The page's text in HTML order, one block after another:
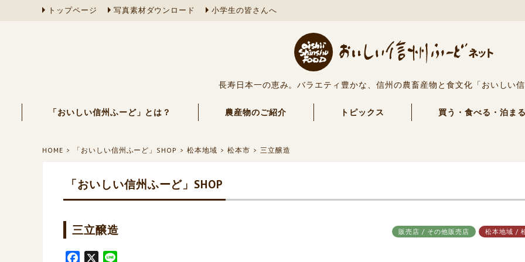
トップページ 写真素材ダウンロード 小学生の皆さんへ
長寿日本一の恵み。バラエティ豊かな、信州の農畜産物と食文化「おいしい
「おいしい信州ふーど」とは？ 農産物のご紹介 トピックス 買う・食べる・泊ま
HOME 「おいしい信州ふーど」SHOP 松本地域 松本市 三立醸造
「おいしい信州ふーど」SHOP
三立醸造 販売店 / その他販売店 松本地域 /